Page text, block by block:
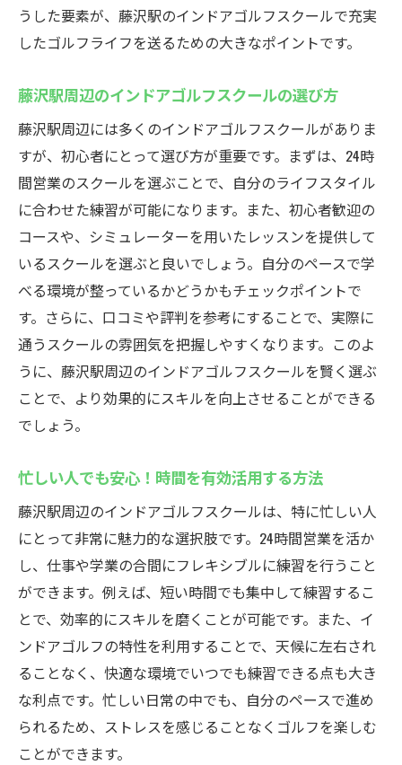
時間を最大限に活用する方法
夜間練習の効果とその活用法
作り
藤沢駅のインドアゴルフで得る集中力の高
め方
効率的な練習でスコアを伸ばす秘訣
自分のペースで練習できる環境の整え方
藤沢駅のインドアゴルフスクールが提供する最
新シミュレーターの魅力
最新シミュレーターの特徴と使い方
リアルなゴルフ体験が可能なシミュレータ
ー活用法
データ分析でゴルフスキルを向上させる方
ン
藤沢駅のインドアゴルフで技術を確認する
方法
最新技術を取り入れたシミュレーターの活
用
初心者が安心して通える藤沢駅のインドアゴル
フスクールの特徴とは
初心者に優しいスクール選びのポイント
安心のサポート体制が整った練習環境
初めてでも安心のレッスン内容
うした要素が、藤沢駅のインドアゴルフスクールで充実
したゴルフライフを送るための大きなポイントです。
藤沢駅周辺のインドアゴルフスクールの選び方
藤沢駅周辺には多くのインドアゴルフスクールがありま
すが、初心者にとって選び方が重要です。まずは、24時
間営業のスクールを選ぶことで、自分のライフスタイル
に合わせた練習が可能になります。また、初心者歓迎の
コースや、シミュレーターを用いたレッスンを提供して
いるスクールを選ぶと良いでしょう。自分のペースで学
べる環境が整っているかどうかもチェックポイントで
す。さらに、口コミや評判を参考にすることで、実際に
通うスクールの雰囲気を把握しやすくなります。このよ
うに、藤沢駅周辺のインドアゴルフスクールを賢く選ぶ
ことで、より効果的にスキルを向上させることができる
でしょう。
忙しい人でも安心！時間を有効活用する方法
藤沢駅周辺のインドアゴルフスクールは、特に忙しい人
にとって非常に魅力的な選択肢です。24時間営業を活か
し、仕事や学業の合間にフレキシブルに練習を行うこと
ができます。例えば、短い時間でも集中して練習するこ
とで、効率的にスキルを磨くことが可能です。また、イ
ンドアゴルフの特性を利用することで、天候に左右され
ることなく、快適な環境でいつでも練習できる点も大き
な利点です。忙しい日常の中でも、自分のペースで進め
られるため、ストレスを感じることなくゴルフを楽しむ
ことができます。